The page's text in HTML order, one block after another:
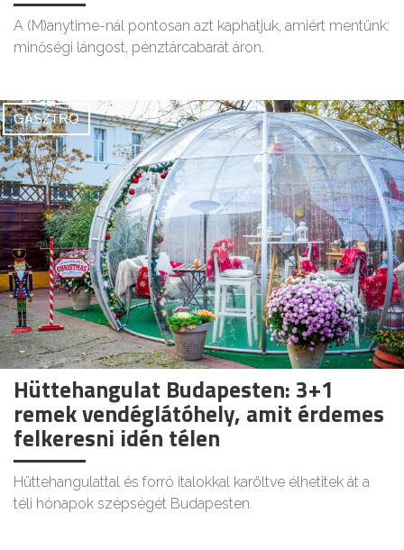
A (M)anytime-nál pontosan azt kaphatjuk, amiért mentünk:
minőségi lángost, pénztárcabarát áron.
GASZTRO
Hüttehangulat Budapesten: 3+1
remek vendéglátóhely, amit érdemes
felkeresni idén télen
Hüttehangulattal és forró italokkal karöltve élhetitek át a
téli hónapok szépségét Budapesten.